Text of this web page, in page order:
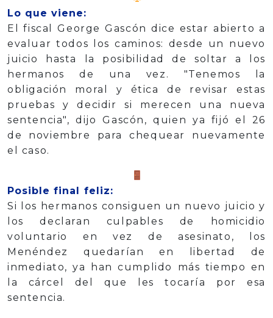
Lo que viene:
El fiscal George Gascón dice estar abierto a
evaluar todos los caminos: desde un nuevo
juicio hasta la posibilidad de soltar a los
hermanos de una vez. "Tenemos la
obligación moral y ética de revisar estas
pruebas y decidir si merecen una nueva
sentencia", dijo Gascón, quien ya fijó el 26
de noviembre para chequear nuevamente
el caso.
Posible final feliz:
Si los hermanos consiguen un nuevo juicio y
los declaran culpables de homicidio
voluntario en vez de asesinato, los
Menéndez quedarían en libertad de
inmediato, ya han cumplido más tiempo en
la cárcel del que les tocaría por esa
sentencia.